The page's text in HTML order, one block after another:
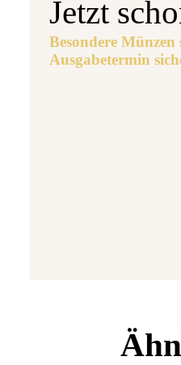
Jetzt
Besondere Münzen
Ausgabetermin